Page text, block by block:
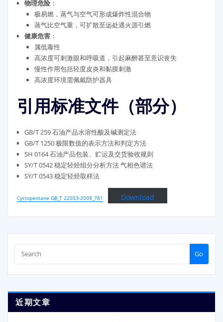
物理危险：
极易燃，蒸气与空气可形成爆炸性混合物
蒸气比空气重，可扩散至远处遇火源引燃
健康危害：
属低毒性
高浓度可刺激眼和呼吸道，引起麻醉甚至意识丧失
慢性作用包括轻度皮炎和黏膜刺激
高浓度环境需佩戴防护器具
引用标准文件（部分）
GB/T 259 石油产品水溶性酸及碱测定法
GB/T 1250 极限数值的表示方法和判定方法
SH 0164 石油产品包装、贮运及交货验收规则
SY/T 0542 稳定轻烃组分分析方法 气相色谱法
SY/T 0543 稳定轻烃取样法
Cyclopentane GB_T 22053-2008_781 Download
Go
近期文章